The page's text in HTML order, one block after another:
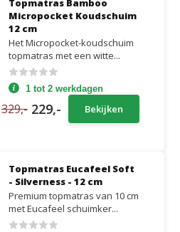
Micropocket Koudschuim
12 cm
Het Micropocket-koudschuim
topmatras met een witte...
1 tot 2 werkdagen
329,- 229,- Bekijken
Topmatras Eucafeel Soft
- Silverness - 12 cm
Premium topmatras van 10 cm
met Eucafeel schuimker...